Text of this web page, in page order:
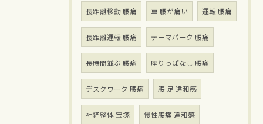
長距離移動 腰痛 車 腰が痛い 運転 腰痛
長距離運転 腰痛 テーマパーク 腰痛
長時間並ぶ 腰痛 座りっぱなし 腰痛
デスクワーク 腰痛 腰 足 違和感
神経整体 宝塚 慢性腰痛 違和感